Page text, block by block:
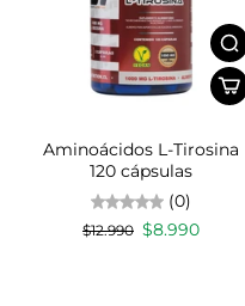
Aminoácidos L-Tirosina
120 cápsulas
(0)
$12.990 $8.990